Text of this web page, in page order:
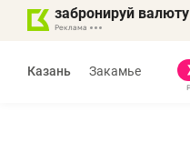
забронируй валюту
Казань Закамье